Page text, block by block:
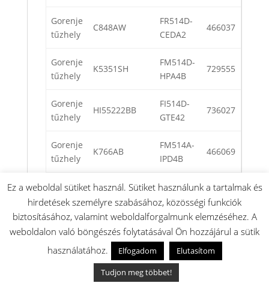
Gorenje
tűzhely
C848AW
FR514D-
CEDA2
466037
Gorenje
tűzhely
K5351SH
FM514D-
HPA4B
729555
Gorenje
tűzhely
HI55222BB
FI514D-
GTE42
736027
Gorenje
tűzhely
K766AB
FM514A-
IPD4B
466069
Gorenje
tűzhely
CG9636W
FM615G-
BPDDH
728588
Gorenje
EC6151XB
FR614A-
BEG42
728542
FM514D-
FPDDB
Ez a weboldal sütiket használ. Sütiket használunk a tartalmak és
hirdetések személyre szabásához, közösségi funkciók
biztosításához, valamint weboldalforgalmunk elemzéséhez. A
weboldalon való böngészés folytatásával Ön hozzájárul a sütik
használatához.
Elfogadom
Elutasítom
Tudjon meg többet!